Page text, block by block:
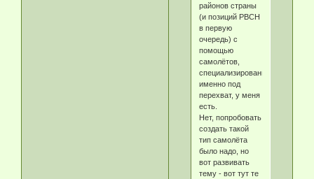
районов страны
(и позиций РВСН
в первую
очередь) с
помощью
самолётов,
специализированных
именно под
перехват, у меня
есть.
Нет, попробовать
создать такой
тип самолёта
было надо, но
вот развивать
тему - вот тут те